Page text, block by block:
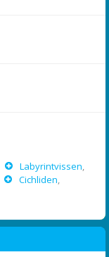
Labyrintvissen,
Cichliden,